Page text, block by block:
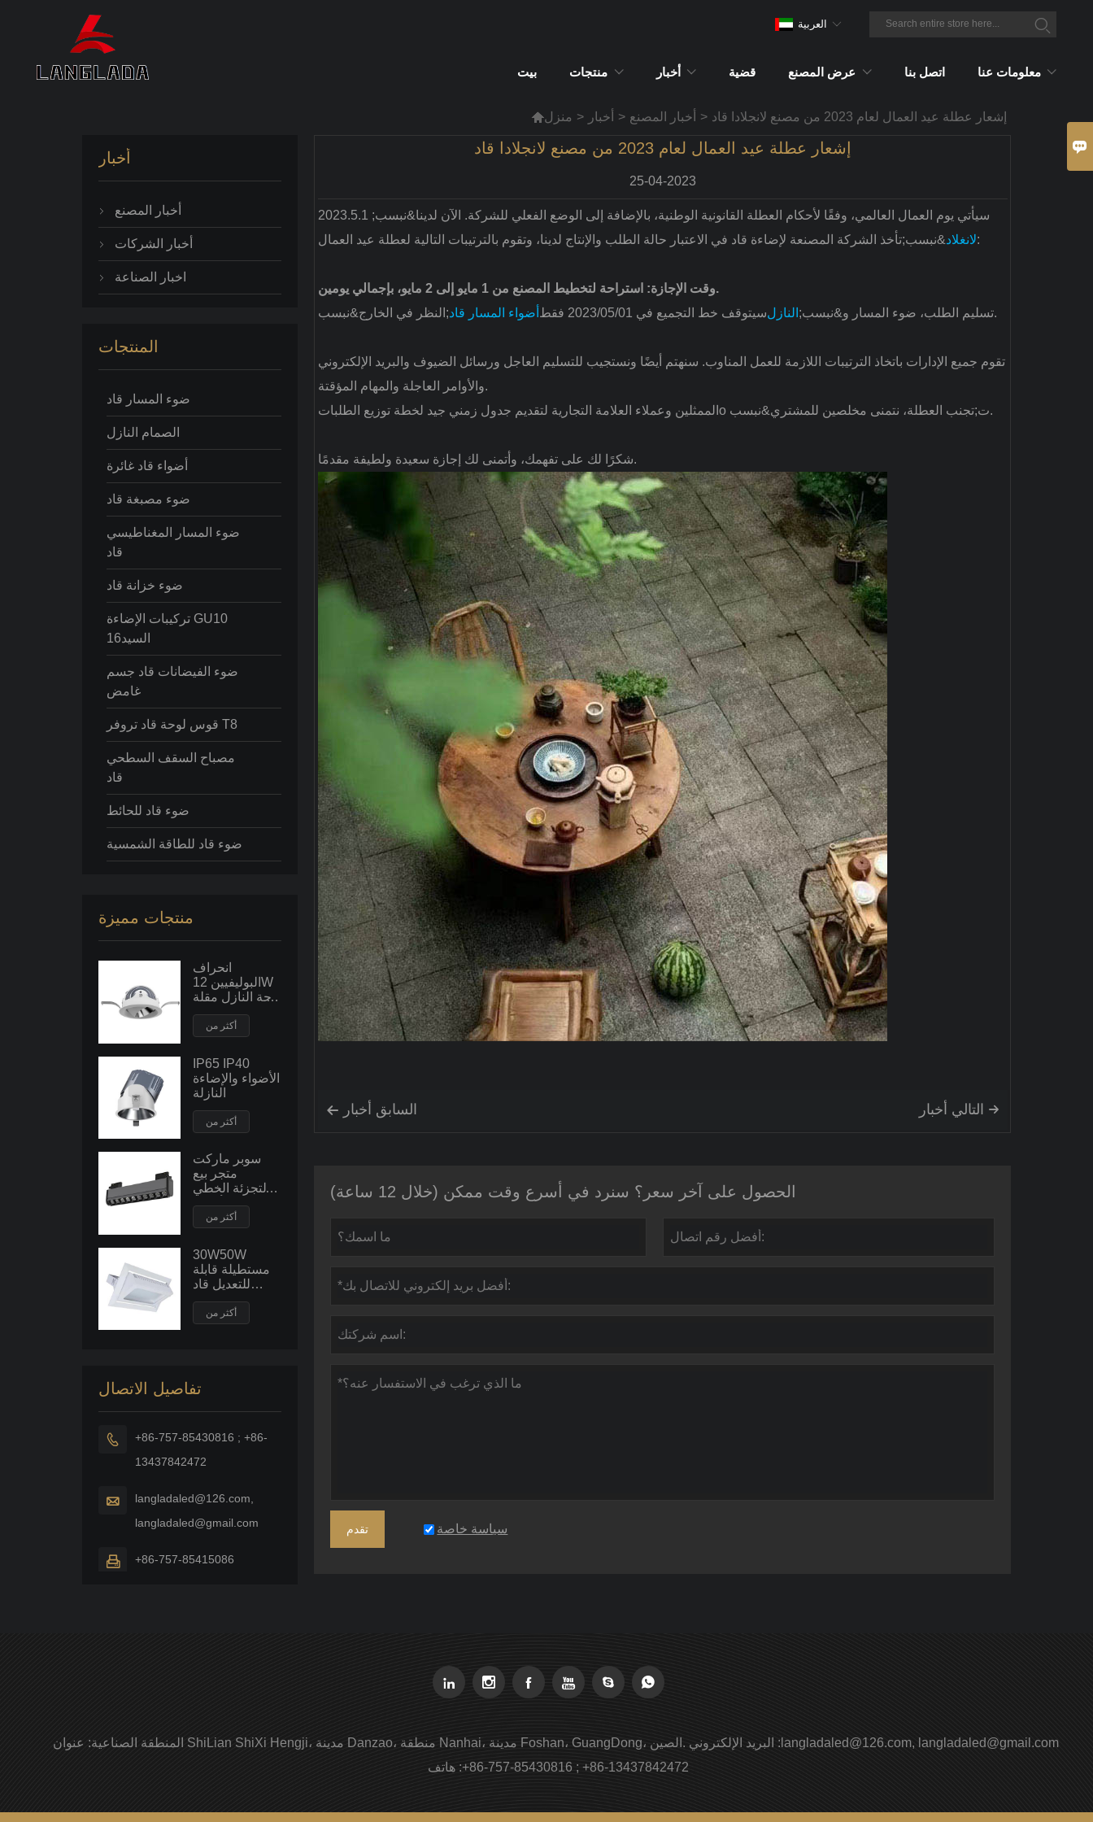
بيت منتجات أخبار قضية عرض المصنع اتصل بنا معلومات عنا
العربية
منزل > أخبار > أخبار المصنع > إشعار عطلة عيد العمال لعام 2023 من مصنع لانجلادا قاد
أخبار
 أخبار المصنع
 أخبار الشركات
 اخبار الصناعة
المنتجات
ضوء المسار قاد
الصمام النازل
أضواء قاد غائرة
ضوء مصبغة قاد
ضوء المسار المغناطيسي
قاد
ضوء خزانة قاد
تركيبات الإضاءة GU10
السيد16
ضوء الفيضانات قاد جسم
غامض
قوس لوحة قاد تروفر T8
مصباح السقف السطحي
قاد
ضوء قاد للحائط
ضوء قاد للطاقة الشمسية
منتجات مميزة
انحراف
البوليفيين 12W
راحة النازل مقلة
العين
أكثر من
IP65 IP40
الأضواء والإضاءة
النازلة
أكثر من
سوبر ماركت
متجر بيع
بالتجزئة الخطي
قلادة الأضواء
أكثر من
30W50W
مستطيلة قابلة
للتعديل قاد
النازل قوة كبيرة
راحة السقف
بقعة ضوء
أكثر من
تفاصيل الاتصال

+86-757-85430816 ; +86-
13437842472

langladaled@126.com,
langladaled@gmail.com
 +86-757-85415086
إشعار عطلة عيد العمال لعام 2023 من مصنع لانجلادا قاد
25-04-2023
2023.5.1 سيأتي يوم العمال العالمي، وفقًا لأحكام العطلة القانونية الوطنية، بالإضافة إلى الوضع الفعلي للشركة. الآن لدينا&نبسب;
لانغلاد&نبسب;تأخذ الشركة المصنعة لإضاءة قاد في الاعتبار حالة الطلب والإنتاج لدينا، وتقوم بالترتيبات التالية لعطلة عيد العمال:
وقت الإجازة: استراحة لتخطيط المصنع من 1 مايو إلى 2 مايو، بإجمالي يومين.
النظر في الخارج&نبسب;أضواء المسار قاد تسليم الطلب، ضوء المسار و&نبسب; النازل سيتوقف خط التجميع في 2023/05/01 فقط.
تقوم جميع الإدارات باتخاذ الترتيبات اللازمة للعمل المناوب. سنهتم أيضًا ونستجيب للتسليم العاجل ورسائل الضيوف والبريد الإلكتروني
والأوامر العاجلة والمهام المؤقتة.
تo تجنب العطلة، نتمنى مخلصين للمشتري&نبسب; الممثلين وعملاء العلامة التجارية لتقديم جدول زمني جيد لخطة توزيع الطلبات.
شكرًا لك على تفهمك، وأتمنى لك إجازة سعيدة ولطيفة مقدمًا.
 السابق أخبار  التالي أخبار
الحصول على آخر سعر؟ سنرد في أسرع وقت ممكن (خلال 12 ساعة)
تقدم سياسة خاصة
     
عنوان : المنطقة الصناعية ShiLian ShiXi Hengji، مدينة Danzao، منطقة Nanhai، مدينة Foshan، GuangDong، الصين. البريد الإلكتروني : langladaled@126.com, langladaled@gmail.com
هاتف :+86-757-85430816 ; +86-13437842472
